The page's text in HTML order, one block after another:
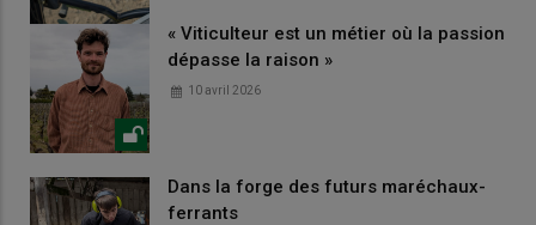
« Viticulteur est un métier où la passion
dépasse la raison »
10 avril 2026
Dans la forge des futurs maréchaux-
ferrants